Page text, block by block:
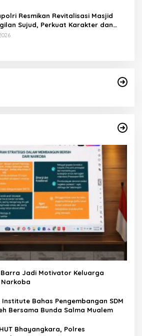
Resmikan Revitalisasi Masjid
Sujud, Perkuat Karakter dan
Polri
Barra Jadi Motivator Keluarga
Bahas Pengembangan SDM
Bersama Bunda Salma Mualem
Bhayangkara, Polres